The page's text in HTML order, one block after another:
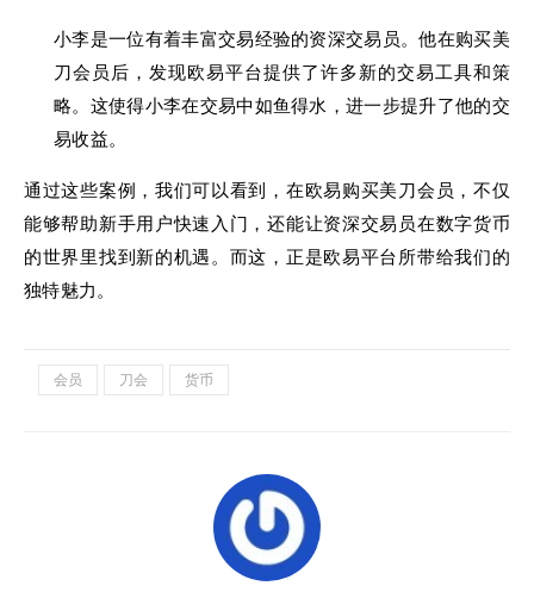
小李是一位有着丰富交易经验的资深交易员。他在购买美
刀会员后，发现欧易平台提供了许多新的交易工具和策
略。这使得小李在交易中如鱼得水，进一步提升了他的交
易收益。
通过这些案例，我们可以看到，在欧易购买美刀会员，不仅
能够帮助新手用户快速入门，还能让资深交易员在数字货币
的世界里找到新的机遇。而这，正是欧易平台所带给我们的
独特魅力。
会员 刀会 货币